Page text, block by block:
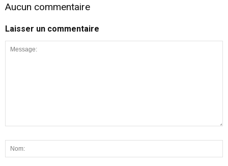
Aucun commentaire
Laisser un commentaire